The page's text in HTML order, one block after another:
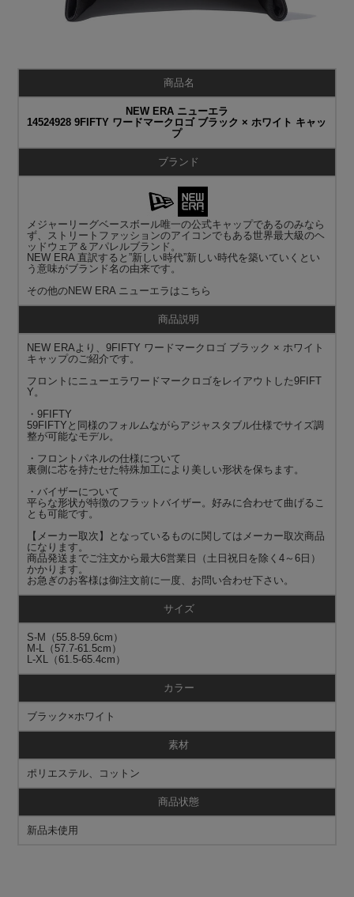
商品名
NEW ERA ニューエラ
14524928 9FIFTY ワードマークロゴ ブラック × ホワイト キャッ
プ
ブランド
メジャーリーグベースボール唯一の公式キャップであるのみなら
ず、ストリートファッションのアイコンでもある世界最大級のヘ
ッドウェア＆アパレルブランド。
NEW ERA 直訳すると”新しい時代”新しい時代を築いていくとい
う意味がブランド名の由来です。
その他のNEW ERA ニューエラ はこちら
商品説明
NEW ERAより、9FIFTY ワードマークロゴ ブラック × ホワイト
キャップのご紹介です。
フロントにニューエラワードマークロゴをレイアウトした9FIFT
Y。
・9FIFTY
59FIFTYと同様のフォルムながらアジャスタブル仕様でサイズ調
整が可能なモデル。
・フロントパネルの仕様について
裏側に芯を持たせた特殊加工により美しい形状を保ちます。
・バイザーについて
平らな形状が特徴のフラットバイザー。好みに合わせて曲げるこ
とも可能です。
【メーカー取次】となっているものに関してはメーカー取次商品
になります。
商品発送までご注文から最大6営業日（土日祝日を除く4～6日）
かかります。
お急ぎのお客様は御注文前に一度、お問い合わせ下さい。
サイズ
S-M（55.8-59.6cm）
M-L（57.7-61.5cm）
L-XL（61.5-65.4cm）
カラー
ブラック×ホワイト
素材
ポリエステル、コットン
商品状態
新品未使用